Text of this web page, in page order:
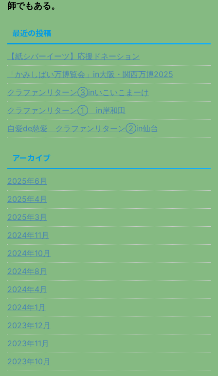
師でもある。
最近の投稿
【紙シバーイーツ】応援ドネーション
「かみしばい万博覧会」in大阪・関西万博2025
クラファンリターン③inいこいこまーけ
クラファンリターン① in岸和田
自愛de慈愛 クラファンリターン②in仙台
アーカイブ
2025年6月
2025年4月
2025年3月
2024年11月
2024年10月
2024年8月
2024年4月
2024年1月
2023年12月
2023年11月
2023年10月